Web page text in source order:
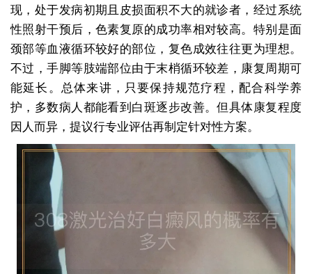
现，处于发病初期且皮损面积不大的就诊者，经过系统
性照射干预后，色素复原的成功率相对较高。特别是面
颈部等血液循环较好的部位，复色成效往往更为理想。
不过，手脚等肢端部位由于末梢循环较差，康复周期可
能延长。总体来讲，只要保持规范疗程，配合科学养
护，多数病人都能看到白斑逐步改善。但具体康复程度
因人而异，提议行专业评估再制定针对性方案。